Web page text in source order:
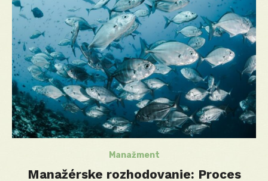
Manažment
Manažérske rozhodovanie: Proces